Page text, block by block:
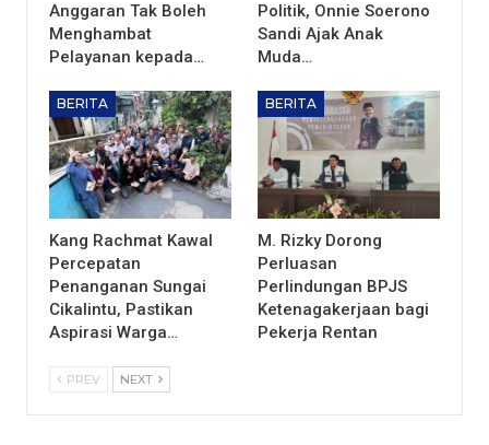
Anggaran Tak Boleh
Menghambat
Pelayanan kepada…
Politik, Onnie Soerono
Sandi Ajak Anak
Muda…
BERITA
Kang Rachmat Kawal
Percepatan
Penanganan Sungai
Cikalintu, Pastikan
Aspirasi Warga…
BERITA
M. Rizky Dorong
Perluasan
Perlindungan BPJS
Ketenagakerjaan bagi
Pekerja Rentan
PREV NEXT